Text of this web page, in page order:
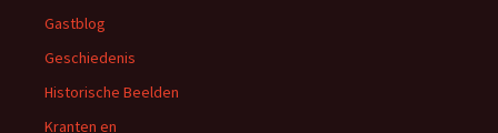
Gastblog
Geschiedenis
Historische Beelden
Kranten en